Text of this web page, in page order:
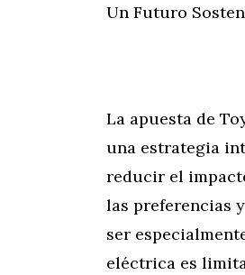
Un Futuro
La apuesta de
una estrategia
reducir el
las preferencias
ser
eléctrica es